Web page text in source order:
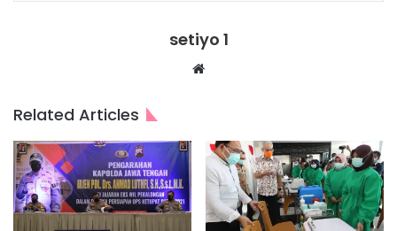
setiyo 1
Website
Related Articles